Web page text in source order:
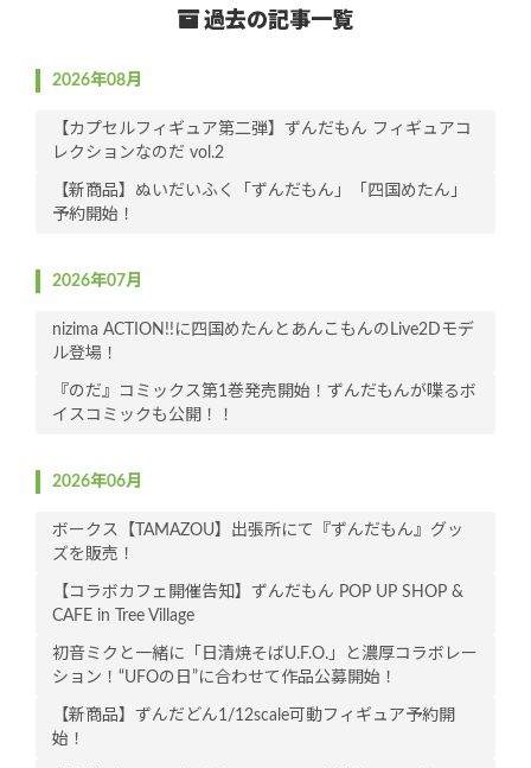
過去の記事一覧
2026年08月
【カプセルフィギュア第二弾】ずんだもん フィギュアコ
レクションなのだ vol.2
【新商品】ぬいだいふく「ずんだもん」「四国めたん」
予約開始！
2026年07月
nizima ACTION!!に四国めたんとあんこもんのLive2Dモデ
ル登場！
『のだ』コミックス第1巻発売開始！ずんだもんが喋るボ
イスコミックも公開！！
2026年06月
ボークス【TAMAZOU】出張所にて『ずんだもん』グッ
ズを販売！
【コラボカフェ開催告知】ずんだもん POP UP SHOP &
CAFE in Tree Village
初音ミクと一緒に「日清焼そばU.F.O.」と濃厚コラボレー
ション！“UFOの日”に合わせて作品公募開始！
【新商品】ずんだどん1/12scale可動フィギュア予約開
始！